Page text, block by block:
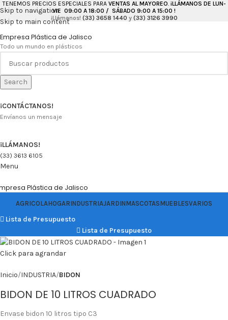
Skip to navigation
Skip to main content
TENEMOS PRECIOS ESPECIALES PARA VENTAS AL MAYOREO. ¡LLÁMANOS DE LUN-
VIE 09:00 A 18:00 / SÁBADO 9:00 A 15:00 !
¡Llámanos! (33) 3658 1440 y (33) 3126 3990
Empresa Plástica de Jalisco
Todo un mundo en plásticos
Search
¡CONTÁCTANOS!
Envíanos un mensaje
¡LLÁMANOS!
(33) 3613 6105
Menu
Plástica de Jalisco
AGRICOLAHOGARINDUSTRIAJARDINMASCOTASMUEBLESVARIOS
Lista de Presupuesto
Lista de Presupuesto
Click para agrandar
Inicio INDUSTRIA BIDON
BIDON DE 10 LITROS CUADRADO
Envase bidon 10 litros tipo C3